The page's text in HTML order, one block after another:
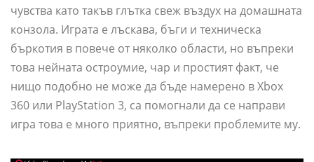
чувства като такъв глътка свеж въздух на домашната
конзола. Играта е лъскава, бъги и техническа
бъркотия в повече от няколко области, но въпреки
това нейната остроумие, чар и простият факт, че
нищо подобно не може да бъде намерено в Xbox
360 или PlayStation 3, са помогнали да се направи
игра това е много приятно, въпреки проблемите му.